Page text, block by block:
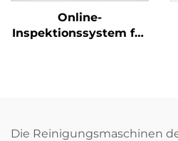
Online-
Inspektionssystem für
Die Reinigungsmaschinen